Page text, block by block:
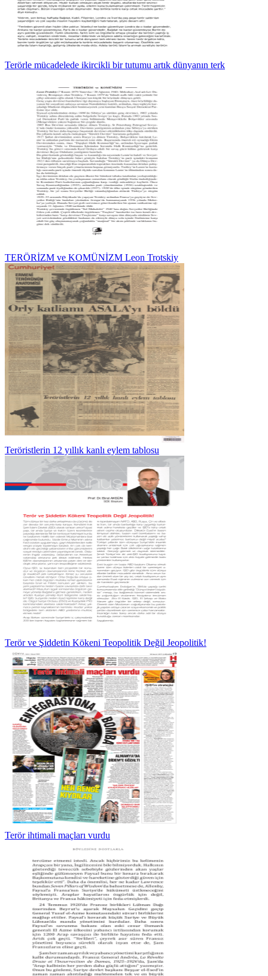
Terörle mücadelede ikircikli bir tutumu artık dünyanın terk
TERÖRİZM ve KOMÜNİZM Leon Trotskiy
Teröristlerin 12 yıllık kanlı eylem tablosu
Terör ve Şiddetin Kökeni Teopolitik Değil Jeopolitik!
Terör ihtimali maçları vurdu